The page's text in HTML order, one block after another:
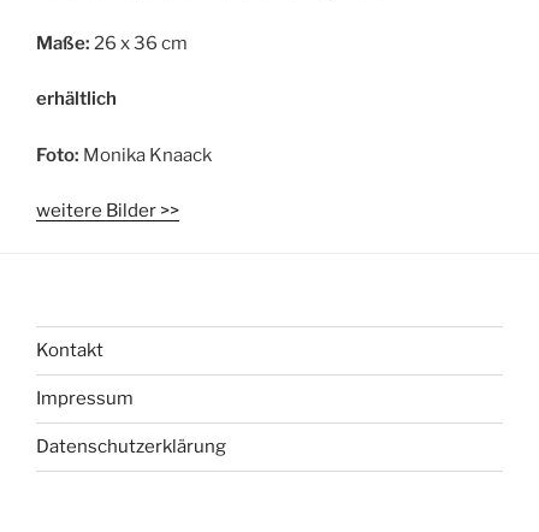
Maße: 26 x 36 cm
erhältlich
Foto: Monika Knaack
weitere Bilder >>
Kontakt
Impressum
Datenschutzerklärung